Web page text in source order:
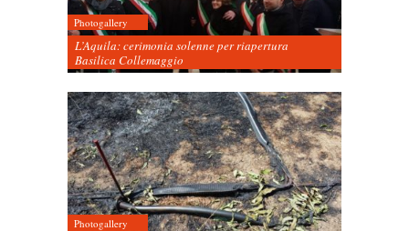
Photogallery
L’Aquila: cerimonia solenne per riapertura
Basilica Collemaggio
Photogallery